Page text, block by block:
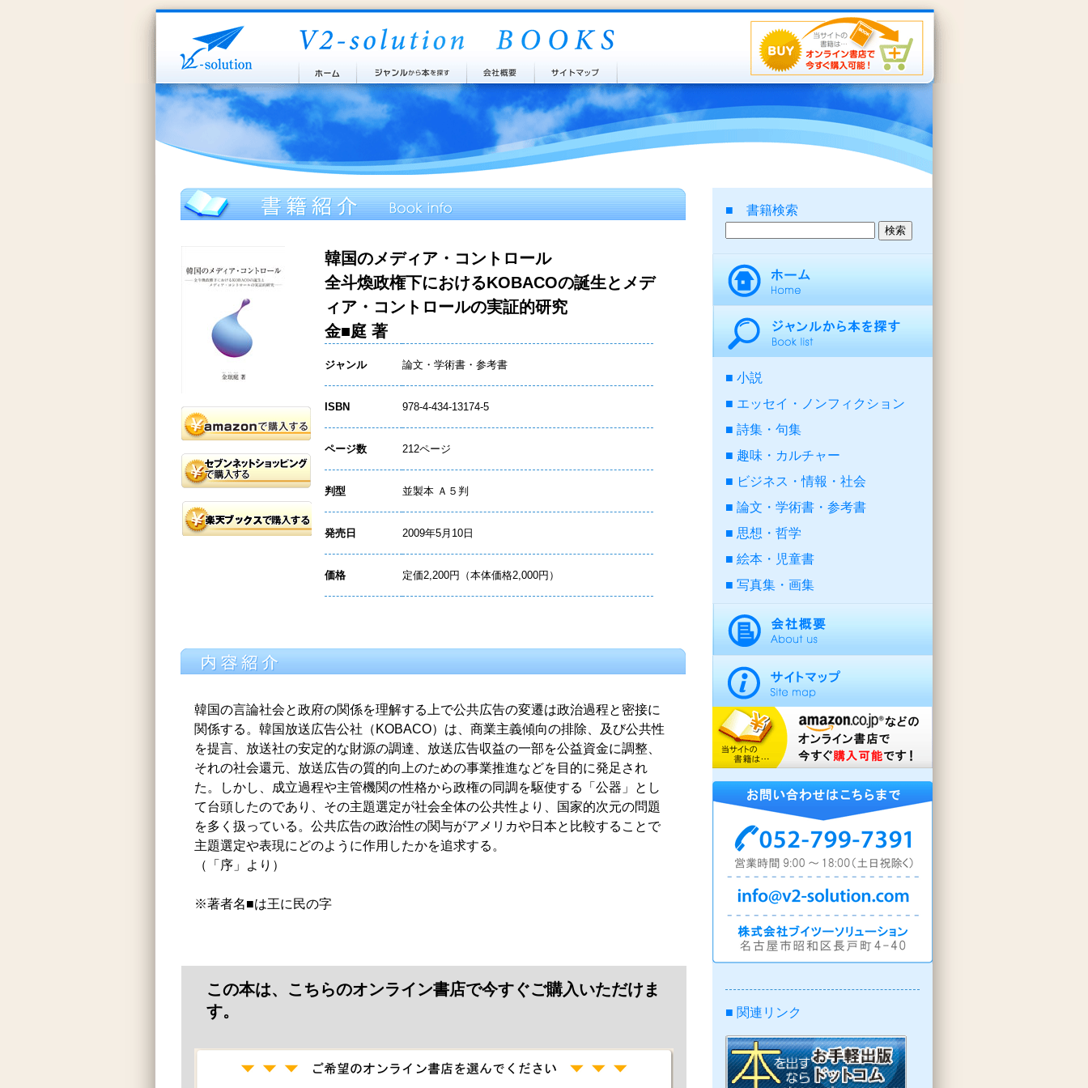
韓国のメディア・コントロール
全斗煥政権下におけるKOBACOの誕生とメデ
ィア・コントロールの実証的研究
金■庭 著
ジャンル 論文・学術書・参考書
ISBN 978-4-434-13174-5
ページ数 212ページ
判型 並製本 Ａ５判
発売日 2009年5月10日
価格 定価2,200円（本体価格2,000円）
韓国の言論社会と政府の関係を理解する上で公共広告の変遷は政治過程と密接に
関係する。韓国放送広告公社（KOBACO）は、商業主義傾向の排除、及び公共性
を提言、放送社の安定的な財源の調達、放送広告収益の一部を公益資金に調整、
それの社会還元、放送広告の質的向上のための事業推進などを目的に発足され
た。しかし、成立過程や主管機関の性格から政権の同調を駆使する「公器」とし
て台頭したのであり、その主題選定が社会全体の公共性より、国家的次元の問題
を多く扱っている。公共広告の政治性の関与がアメリカや日本と比較することで
主題選定や表現にどのように作用したかを追求する。
（「序」より）
※著者名■は王に民の字
この本は、こちらのオンライン書店で今すぐご購入いただけま
す。
■ 書籍検索
小説
エッセイ・ノンフィクション
詩集・句集
趣味・カルチャー
ビジネス・情報・社会
論文・学術書・参考書
思想・哲学
絵本・児童書
写真集・画集
■ 関連リンク